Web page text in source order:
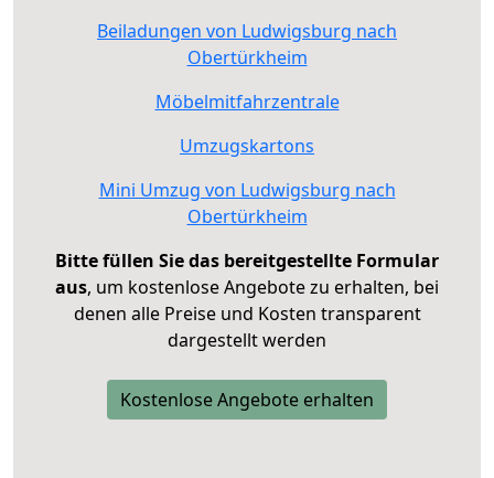
Beiladungen von Ludwigsburg nach
Obertürkheim
Möbelmitfahrzentrale
Umzugskartons
Mini Umzug von Ludwigsburg nach
Obertürkheim
Bitte füllen Sie das bereitgestellte Formular
aus, um kostenlose Angebote zu erhalten, bei
denen alle Preise und Kosten transparent
dargestellt werden
Kostenlose Angebote erhalten